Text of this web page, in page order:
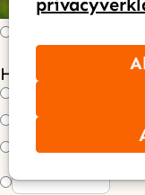
Jaarlijks
Eenmalig
Hoeveel wil je
€ 25,00